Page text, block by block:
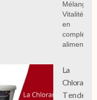
Mélange
Vitalité 1
en
alimentaire
La
T en détail